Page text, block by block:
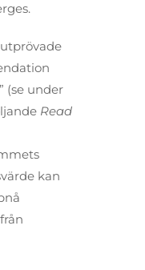
(se under
Read
kan